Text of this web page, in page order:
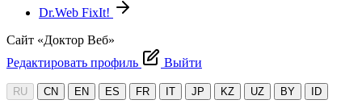
Dr.Web FixIt!
Сайт «Доктор Веб»
Редактировать профиль
Выйти
RU CN EN ES FR IT JP KZ UZ BY ID